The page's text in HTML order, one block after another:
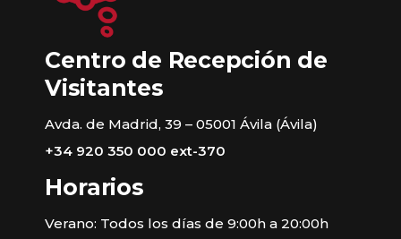
Centro de Recepción de
Visitantes
Avda. de Madrid, 39 – 05001 Ávila (Ávila)
+34 920 350 000 ext-370
Horarios
Verano: Todos los días de 9:00h a 20:00h